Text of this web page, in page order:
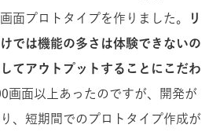
面プロトタイプを作りました。
リ
では機能の多さは体験できないの
てアウトプットすることにこだわ
画面以上あったのですが、開発が
、短期間でのプロトタイプ作成が